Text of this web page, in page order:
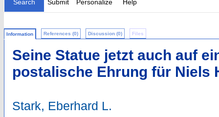
Search Submit Personalize Help
Information References (0) Discussion (0) Files
Seine Statue jetzt auch auf
postalische Ehrung für Niels
Stark, Eberhard L.